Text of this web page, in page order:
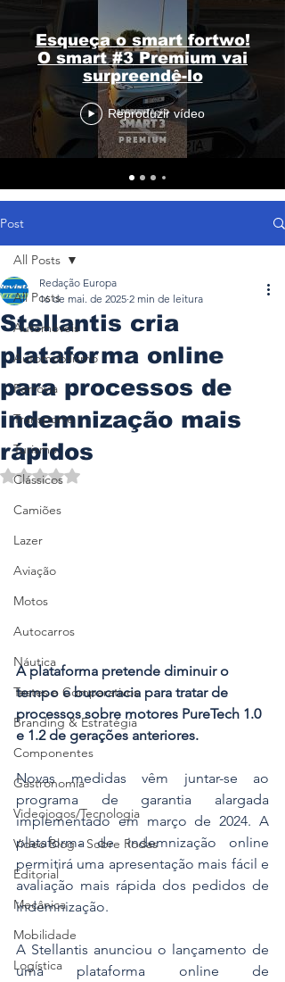
Esqueça o smart fortwo!
O smart #3 Premium vai
surpreendê-lo
Reproduzir vídeo
Post
All Posts
Automóveis
Automobilismo
Ferrovia
Transporte
Turismo
Clássicos
Camiões
Lazer
Aviação
Motos
Autocarros
Náutica
Testes e Comparativos
Branding & Estratégia
Componentes
Gastronomia
Videojogos/Tecnologia
Vídeo Blog - Sobre Rodas
Editorial
Mecânica
Mobilidade
Logística
All Posts
Stellantis cria
plataforma online
para processos de
indemnização mais
rápidos
Redação Europa
16 de mai. de 2025 2 min de leitura
Avaliado com NaN de 5 estrelas.
A plataforma pretende diminuir o
tempo e burocracia para tratar de
processos sobre motores PureTech 1.0
e 1.2 de gerações anteriores.
Novas medidas vêm juntar-se ao
programa de garantia alargada
implementado em março de 2024. A
plataforma de indemnização online
permitirá uma apresentação mais fácil e
avaliação mais rápida dos pedidos de
indemnização.
A Stellantis anunciou o lançamento de
uma plataforma online de